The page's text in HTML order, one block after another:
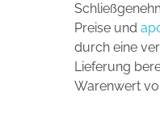
Preise und
durch eine
Lieferung
Warenwert